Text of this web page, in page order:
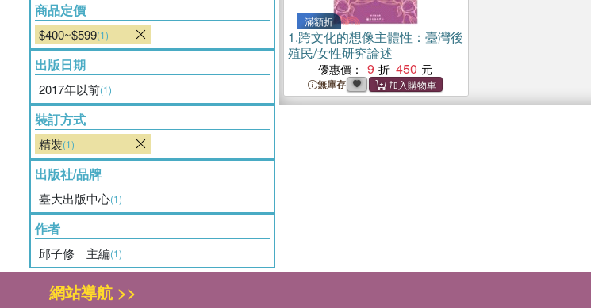
商品定價
$400~$599(1)
出版日期
2017年以前(1)
裝訂方式
精裝(1)
出版社/品牌
臺大出版中心(1)
作者
邱子修 主編(1)
滿額折
1.跨文化的想像主體性：臺灣後
殖民/女性研究論述
優惠價： 9 450
無庫存
網站導航 >>